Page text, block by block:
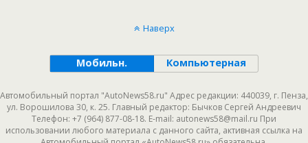
Наверх
Мобильн. Компьютерная
Автомобильный портал "AutoNews58.ru" Адрес редакции: 440039, г. Пенза,
ул. Ворошилова 30, к. 25. Главный редактор: Бычков Сергей Андреевич
Телефон: +7 (964) 877-08-18. E-mail: autonews58@mail.ru При
использовании любого материала с данного сайта, активная ссылка на